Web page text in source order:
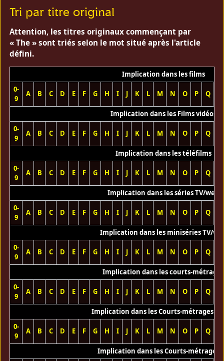
Tri par titre original
Attention, les titres originaux commençant par
« The » sont triés selon le mot situé après l'article
défini.
Implication dans les films
0-
9
A B C D E F G H I J K L M N O P Q
Implication dans les Films vidéos
0-
9
A B C D E F G H I J K L M N O P Q
Implication dans les téléfilms
0-
9
A B C D E F G H I J K L M N O P Q
Implication dans les séries TV/web
0-
9
A B C D E F G H I J K L M N O P Q
Implication dans les miniséries TV/
0-
9
A B C D E F G H I J K L M N O P Q
Implication dans les courts-métrages
0-
9
A B C D E F G H I J K L M N O P Q
Implication dans les Courts-métrages
0-
9
A B C D E F G H I J K L M N O P Q
Implication dans les Courts-métrages